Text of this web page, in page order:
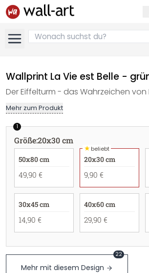
Wallprint La Vie est Belle -
Der Eiffelturm - das Wahrzeichen von
Mehr zum Produkt
1
Größe:20x30 cm
50x80 cm
49,90 €
★beliebt
20x30 cm
9,90 €
30x45 cm
14,90 €
40x60 cm
29,90 €
Mehr mit diesem Design
22